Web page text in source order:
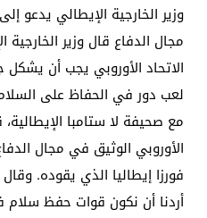
وزير الخارجية الإيطالي يدعو
مجال الدفاع قال وزير الخارجية
الاتحاد الأوروبي يجب أن
لعب دور في الحفاظ على
مع صحيفة لا ستامبا
الأوروبي الوثيق في مجال
فورزا إيطاليا الذي يقوده.
أردنا أن نكون قوات حفظ سلام